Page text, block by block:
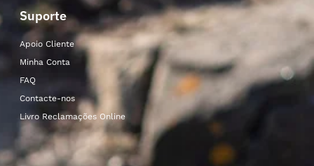
Suporte
Apoio Cliente
Minha Conta
FAQ
Contacte-nos
Livro Reclamações Online